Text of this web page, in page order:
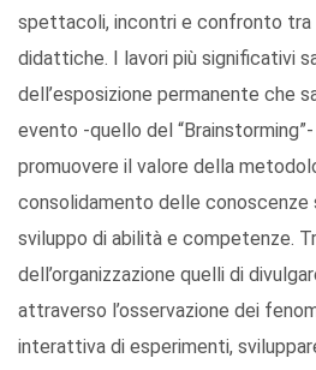
spettacoli, incontri e confronto tra
didattiche. I lavori più significativi
dell’esposizione permanente che
evento -quello del
promuovere il valore della
consolidamento delle conoscenze
sviluppo di abilità e competenze.
dell’organizzazione quelli di
attraverso l’osservazione dei
interattiva di esperimenti,